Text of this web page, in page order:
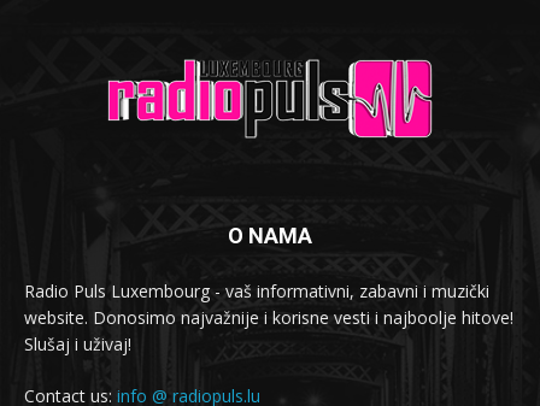
O NAMA
Radio Puls Luxembourg - vaš informativni, zabavni i muzički
website. Donosimo najvažnije i korisne vesti i najboolje hitove!
Slušaj i uživaj!
Contact us: info @ radiopuls.lu